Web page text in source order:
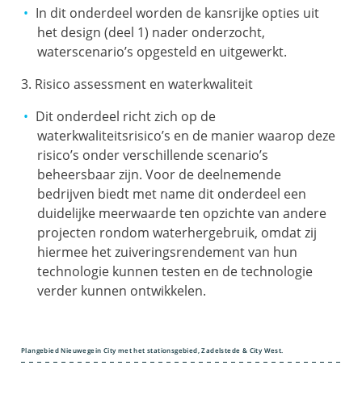
In dit onderdeel worden de kansrijke opties uit
het design (deel 1) nader onderzocht,
waterscenario’s opgesteld en uitgewerkt.
3. Risico assessment en waterkwaliteit
Dit onderdeel richt zich op de
waterkwaliteitsrisico’s en de manier waarop deze
risico’s onder verschillende scenario’s
beheersbaar zijn. Voor de deelnemende
bedrijven biedt met name dit onderdeel een
duidelijke meerwaarde ten opzichte van andere
projecten rondom waterhergebruik, omdat zij
hiermee het zuiveringsrendement van hun
technologie kunnen testen en de technologie
verder kunnen ontwikkelen.
Plangebied Nieuwegein City met het stationsgebied, Zadelstede & City West.